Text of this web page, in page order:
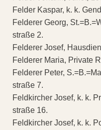
Felder Kaspar, k. k.
Felderer Georg,
straße 2.
Felderer Josef,
Felderer Maria, Private
Felderer Peter,
straße 7.
Feldkircher Josef, k. k.
straße 16.
Feldkircher Josef, k. k.